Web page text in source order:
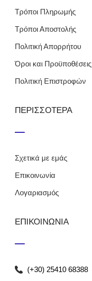
Τρόποι Πληρωμής
Τρόποι Αποστολής
Πολιτική Απορρήτου
Όροι και Προϋποθέσεις
Πολιτική Επιστροφών
ΠΕΡΙΣΣΟΤΕΡΑ
Σχετικά με εμάς
Επικοινωνία
Λογαριασμός
ΕΠΙΚΟΙΝΩΝΙΑ
(+30) 25410 68388